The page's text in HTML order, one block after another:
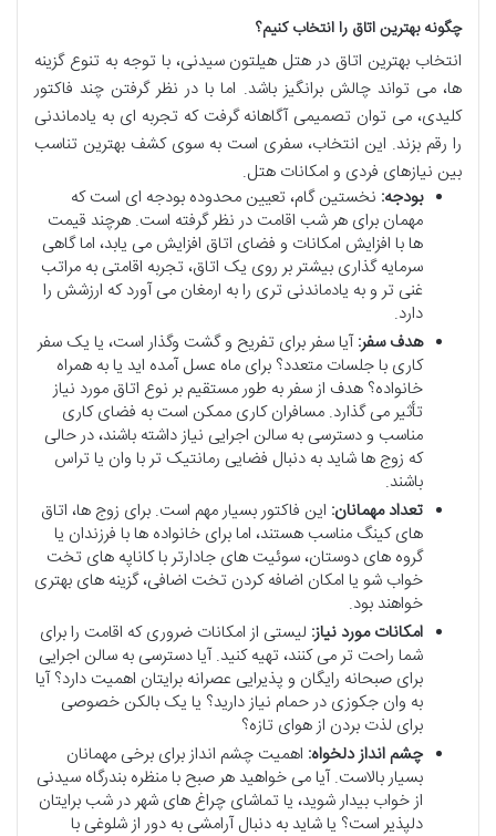
چگونه بهترین اتاق را انتخاب کنیم؟
انتخاب بهترین اتاق در هتل هیلتون سیدنی، با توجه به تنوع گزینه
ها، می تواند چالش برانگیز باشد. اما با در نظر گرفتن چند فاکتور
کلیدی، می توان تصمیمی آگاهانه گرفت که تجربه ای به یادماندنی
را رقم بزند. این انتخاب، سفری است به سوی کشف بهترین تناسب
بین نیازهای فردی و امکانات هتل.
بودجه: نخستین گام، تعیین محدوده بودجه ای است که
مهمان برای هر شب اقامت در نظر گرفته است. هرچند قیمت
ها با افزایش امکانات و فضای اتاق افزایش می یابد، اما گاهی
سرمایه گذاری بیشتر بر روی یک اتاق، تجربه اقامتی به مراتب
غنی تر و به یادماندنی تری را به ارمغان می آورد که ارزشش را
دارد.
هدف سفر:آیا سفر برای تفریح و گشت وگذار است، یا یک سفر
کاری با جلسات متعدد؟ برای ماه عسل آمده اید یا به همراه
خانواده؟ هدف از سفر به طور مستقیم بر نوع اتاق مورد نیاز
تأثیر می گذارد. مسافران کاری ممکن است به فضای کاری
مناسب و دسترسی به سالن اجرایی نیاز داشته باشند، در حالی
که زوج ها شاید به دنبال فضایی رمانتیک تر با وان یا تراس
باشند.
تعداد مهمانان: این فاکتور بسیار مهم است. برای زوج ها، اتاق
های کینگ مناسب هستند، اما برای خانواده ها با فرزندان یا
گروه های دوستان، سوئیت های جادارتر با کاناپه های تخت
خواب شو یا امکان اضافه کردن تخت اضافی، گزینه های بهتری
خواهند بود.
امکانات مورد نیاز: لیستی از امکانات ضروری که اقامت را برای
شما راحت تر می کنند، تهیه کنید. آیا دسترسی به سالن اجرایی
برای صبحانه رایگان و پذیرایی عصرانه برایتان اهمیت دارد؟ آیا
به وان جکوزی در حمام نیاز دارید؟ یا یک بالکن خصوصی
برای لذت بردن از هوای تازه؟
چشم انداز دلخواه: اهمیت چشم انداز برای برخی مهمانان
بسیار بالاست. آیا می خواهید هر صبح با منظره بندرگاه سیدنی
از خواب بیدار شوید، یا تماشای چراغ های شهر در شب برایتان
دلپذیر است؟ یا شاید به دنبال آرامشی به دور از شلوغی با